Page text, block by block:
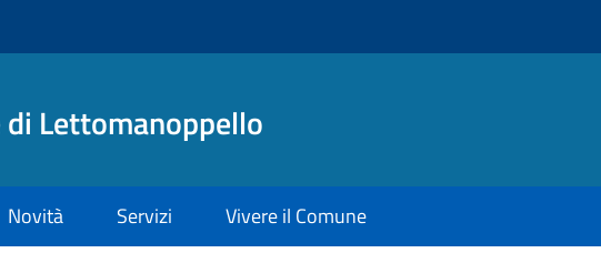
di Lettomanoppello
Novità Servizi Vivere il Comune